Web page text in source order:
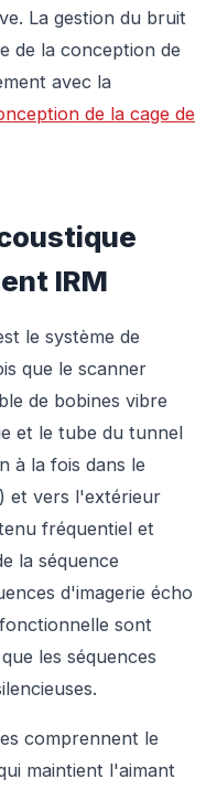
La gestion du bruit
de la conception de
avec la
de la cage de
IRM
le système de
que le scanner
de bobines vibre
et le tube du tunnel
à la fois dans le
et vers l'extérieur
fréquentiel et
la séquence
d'imagerie écho
sont
les séquences
comprennent le
maintient l'aimant